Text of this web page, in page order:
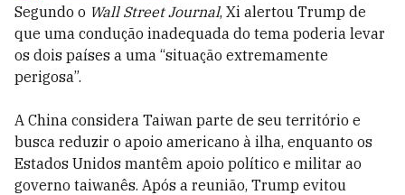
Segundo o Wall Street Journal, Xi alertou Trump de
que uma condução inadequada do tema poderia levar
os dois países a uma “situação extremamente
perigosa”.
A China considera Taiwan parte de seu território e
busca reduzir o apoio americano à ilha, enquanto os
Estados Unidos mantêm apoio político e militar ao
governo taiwanês. Após a reunião, Trump evitou